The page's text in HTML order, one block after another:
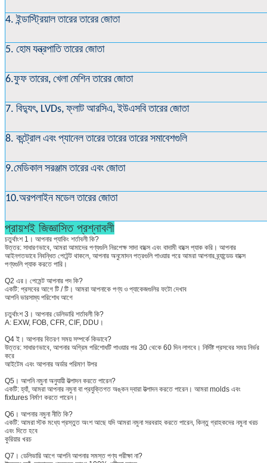
4. ইন্ডাস্ট্রিয়াল তারের তারের জোতা
5. হোম যন্ত্রপাতি তারের জোতা
6.ফুফ তারের, খেলা মেশিন তারের জোতা
7. বিদ্যুৎ, LVDs, ফ্লাট আরসিএ, ইউএসবি তারের জোতা
8. কন্ট্রোল এবং প্যানেল তারের তারের তারের সমাবেশগুলি
9.মেডিকাল সরঞ্জাম তারের এবং জোতা
10.অরপলাইন মডেল তারের জোতা
প্রায়শই জিজ্ঞাসিত প্রশ্নাবলী
চতুর্থাংশ 1। আপনার প্যাকিং শর্তাবলী কি?
উত্তর: সাধারণভাবে, আমরা আমাদের পণ্যগুলি নিরপেক্ষ সাদা বাক্সে এবং বাদামী বাক্সে প্যাক করি। আপনার
আইনগতভাবে নিবন্ধিত পেটেন্ট থাকলে, আপনার অনুমোদন পত্রগুলি পাওয়ার পরে আমরা আপনার ব্র্যান্ডেড বাক্সে
পণ্যগুলি প্যাক করতে পারি।
Q2 এর। পেমেন্ট আপনার পদ কি?
একটি: প্রসবের আগে টি / টি। আমরা আপনাকে পণ্য ও প্যাকেজগুলির ফটো দেখাব
আপনি ভারসাম্য পরিশোধ আগে
চতুর্থাংশ 3। আপনার ডেলিভারি শর্তাবলী কি?
A: EXW, FOB, CFR, CIF, DDU।
Q4 ই। আপনার বিতরণ সময় সম্পর্কে কিভাবে?
উত্তর: সাধারণভাবে, আপনার অগ্রিম পরিশোধটি পাওয়ার পর 30 থেকে 60 দিন লাগবে। নির্দিষ্ট প্রসবের সময় নির্ভর
করে
আইটেম এবং আপনার অর্ডার পরিমাণ উপর
Q5। আপনি নমুনা অনুযায়ী উত্পাদন করতে পারেন?
একটি: হ্যাঁ, আমরা আপনার নমুনা বা প্রযুক্তিগত অঙ্কন দ্বারা উত্পাদন করতে পারেন। আমরা molds এবং
fixtures নির্মাণ করতে পারেন।
Q6। আপনার নমুনা নীতি কি?
একটি: আমরা স্টক মধ্যে প্রস্তুত অংশ আছে যদি আমরা নমুনা সরবরাহ করতে পারেন, কিন্তু গ্রাহকদের নমুনা খরচ
এবং দিতে হবে
কুরিয়ার খরচ
Q7। ডেলিভারি আগে আপনি আপনার সমস্ত পণ্য পরীক্ষা না?